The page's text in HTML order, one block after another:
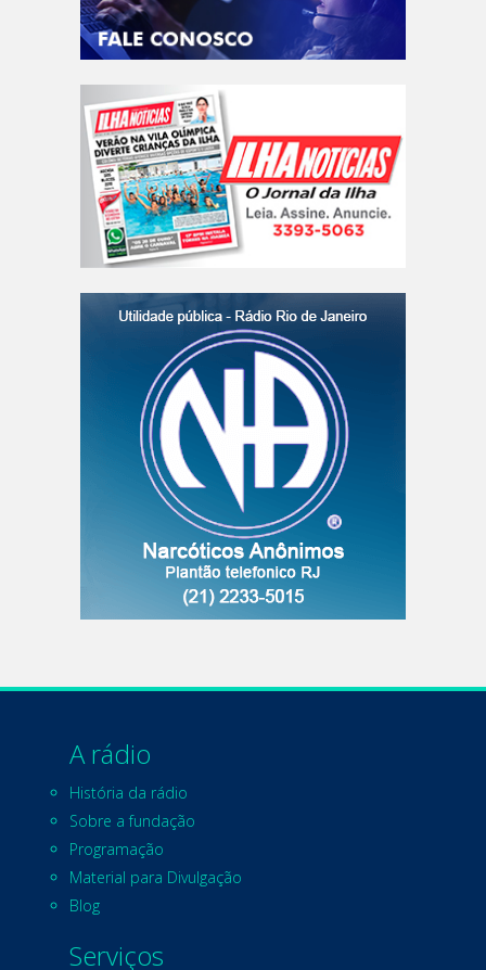
A rádio
História da rádio
Sobre a fundação
Programação
Material para Divulgação
Blog
Serviços